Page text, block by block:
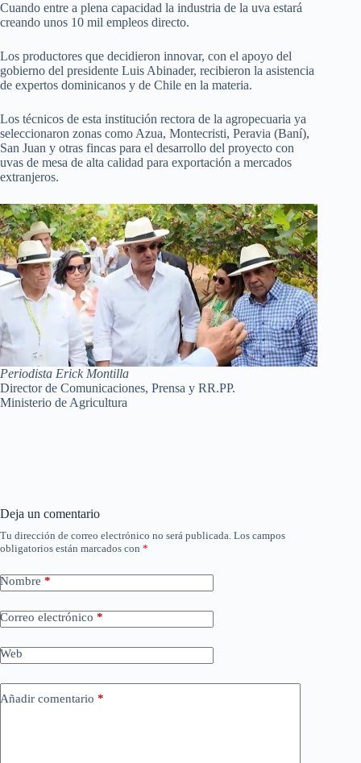
Cuando entre a plena capacidad la industria de la uva estará
creando unos 10 mil empleos directo.
Los productores que decidieron innovar, con el apoyo del
gobierno del presidente Luis Abinader, recibieron la asistencia
de expertos dominicanos y de Chile en la materia.
Los técnicos de esta institución rectora de la agropecuaria ya
seleccionaron zonas como Azua, Montecristi, Peravia (Baní),
San Juan y otras fincas para el desarrollo del proyecto con
uvas de mesa de alta calidad para exportación a mercados
extranjeros.
Periodista Erick Montilla
Director de Comunicaciones, Prensa y RR.PP.
Ministerio de Agricultura
Deja un comentario
Tu dirección de correo electrónico no será publicada. Los campos
obligatorios están marcados con *
Nombre *
Correo electrónico *
Web
Añadir comentario *